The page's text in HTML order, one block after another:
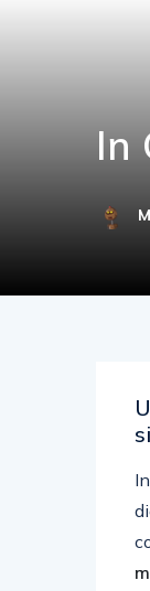
In